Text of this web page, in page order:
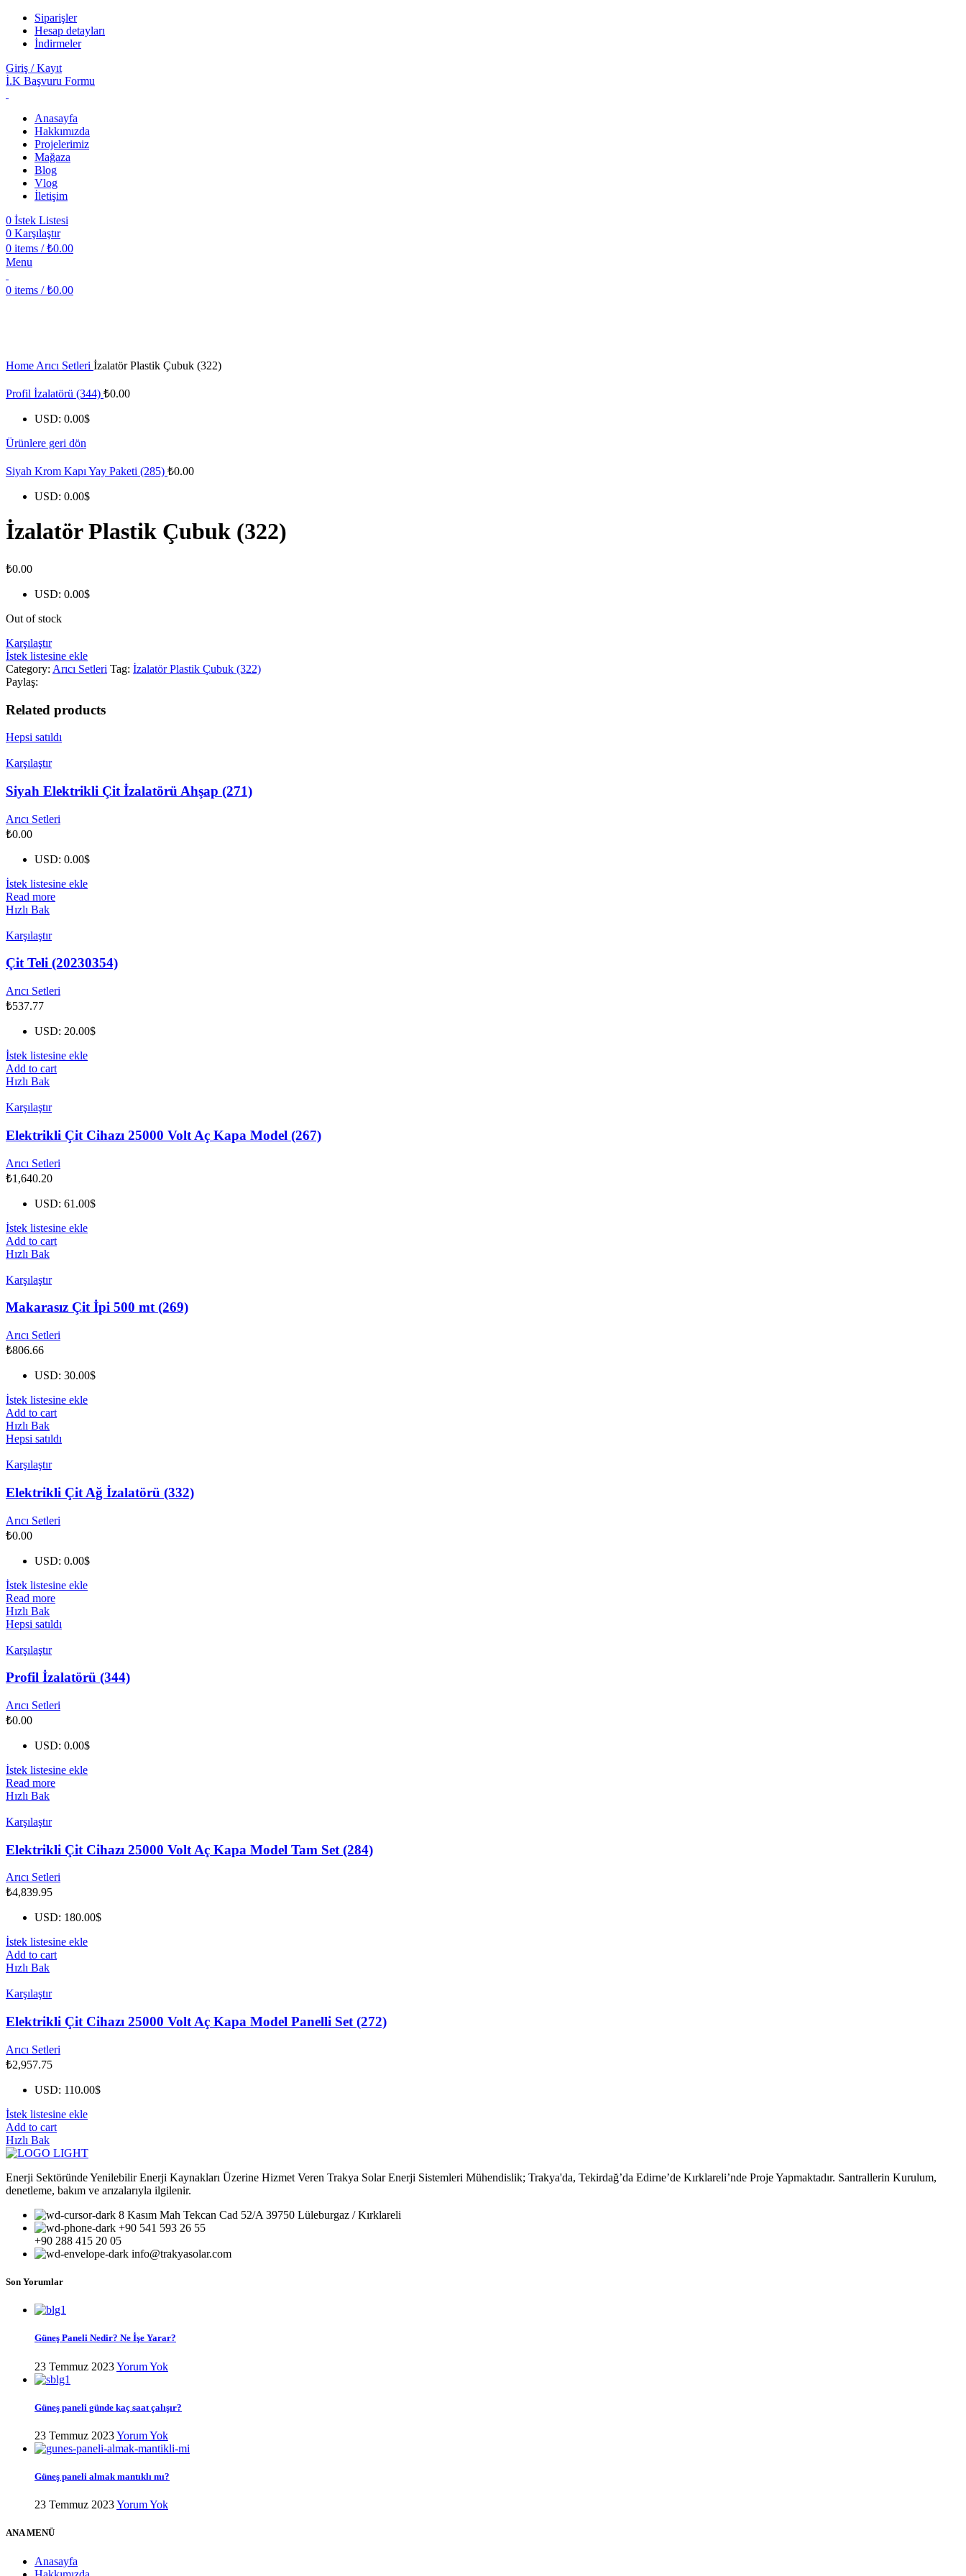
Siparişler
Hesap detayları
İndirmeler
Giriş / Kayıt
İ.K Başvuru Formu
Anasayfa
Hakkımızda
Projelerimiz
Mağaza
Blog
Vlog
İletişim
0 İstek Listesi
0 Karşılaştır
0 items / ₺0.00
Menu
0 items / ₺0.00
Home Arıcı Setleri İzalatör Plastik Çubuk (322)
Profil İzalatörü (344) ₺0.00
USD: 0.00$
Ürünlere geri dön
Siyah Krom Kapı Yay Paketi (285) ₺0.00
USD: 0.00$
İzalatör Plastik Çubuk (322)
₺0.00
USD: 0.00$
Out of stock
Karşılaştır
İstek listesine ekle
Category: Arıcı Setleri Tag: İzalatör Plastik Çubuk (322)
Paylaş:
Related products
Hepsi satıldı
Karşılaştır
Siyah Elektrikli Çit İzalatörü Ahşap (271)
Arıcı Setleri
₺0.00
USD: 0.00$
İstek listesine ekle
Read more
Hızlı Bak
Karşılaştır
Çit Teli (20230354)
Arıcı Setleri
₺537.77
USD: 20.00$
İstek listesine ekle
Add to cart
Hızlı Bak
Karşılaştır
Elektrikli Çit Cihazı 25000 Volt Aç Kapa Model (267)
Arıcı Setleri
₺1,640.20
USD: 61.00$
İstek listesine ekle
Add to cart
Hızlı Bak
Karşılaştır
Makarasız Çit İpi 500 mt (269)
Arıcı Setleri
₺806.66
USD: 30.00$
İstek listesine ekle
Add to cart
Hızlı Bak
Hepsi satıldı
Karşılaştır
Elektrikli Çit Ağ İzalatörü (332)
Arıcı Setleri
₺0.00
USD: 0.00$
İstek listesine ekle
Read more
Hızlı Bak
Hepsi satıldı
Karşılaştır
Profil İzalatörü (344)
Arıcı Setleri
₺0.00
USD: 0.00$
İstek listesine ekle
Read more
Hızlı Bak
Karşılaştır
Elektrikli Çit Cihazı 25000 Volt Aç Kapa Model Tam Set (284)
Arıcı Setleri
₺4,839.95
USD: 180.00$
İstek listesine ekle
Add to cart
Hızlı Bak
Karşılaştır
Elektrikli Çit Cihazı 25000 Volt Aç Kapa Model Panelli Set (272)
Arıcı Setleri
₺2,957.75
USD: 110.00$
İstek listesine ekle
Add to cart
Hızlı Bak
Enerji Sektöründe Yenilebilir Enerji Kaynakları Üzerine Hizmet Veren Trakya Solar Enerji Sistemleri Mühendislik; Trakya'da, Tekirdağ’da Edirne’de Kırklareli’nde Proje Yapmaktadır. Santrallerin Kurulum,
denetleme, bakım ve arızalarıyla ilgilenir.
8 Kasım Mah Tekcan Cad 52/A 39750 Lüleburgaz / Kırklareli
+90 541 593 26 55
+90 288 415 20 05
info@trakyasolar.com
Son Yorumlar
Güneş Paneli Nedir? Ne İşe Yarar?
23 Temmuz 2023Yorum Yok
Güneş paneli günde kaç saat çalışır?
23 Temmuz 2023Yorum Yok
Güneş paneli almak mantıklı mı?
23 Temmuz 2023Yorum Yok
ANA MENÜ
Anasayfa